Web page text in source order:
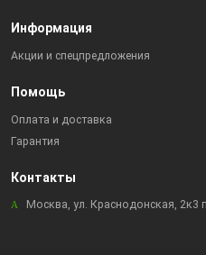
Информация
Акции и спецпредложения
Помощь
Оплата и доставка
Гарантия
Контакты
Москва, ул. Краснодонская, 2к3